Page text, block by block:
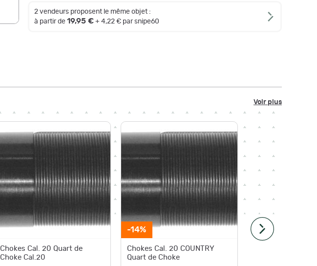
2 vendeurs proposent le même objet :
à partir de 19,95 € + 4,22 € par snipe60
Voir plus
Chokes Cal. 20 Quart de
Choke Cal.20
-14%
Chokes Cal. 20 COUNTRY
Quart de Choke